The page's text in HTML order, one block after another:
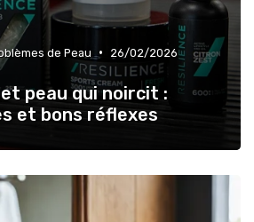
de Peau • 26/02/2026
et peau qui noircit :
et bons réflexes